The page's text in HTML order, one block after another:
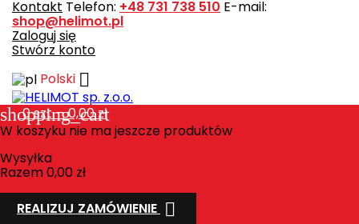
Kontakt Telefon: +48 731 738 510 E-mail:
shop@helimot.pl
Zaloguj się
Stwórz konto
Polski 
shopping_cart
0szt. - 0,00 zł
W koszyku nie ma jeszcze produktów
Wysyłka
Razem0,00 zł
REALIZUJ ZAMÓWIENIE 